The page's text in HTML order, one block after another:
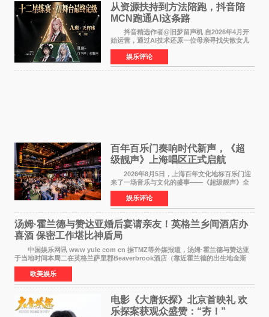
从资源扶持到方法陪跑，抖音陪
MCN跑通AI这条路
抖音精选作者@旧梦留声机 自2026年4月开
始运营，通过AI技术还原一位母亲寻找失散女儿
的故事，凭借强情感表达获得大量用户关注，发
布仅21小时便获得超1亿曝光、超1000万互动。
此后，账号持续沿
娱乐评论
百年百乐门奏响时代新声，《超
级靓声》上海唱区正式启航
2026年8月5日，上海百年文化地标百乐门迎
来了一场音乐与文化的盛事——《超级靓声》全
国励志音乐公益节目上海唱区新闻发布会暨启动
仪式在此隆重举行。各界领导、嘉宾与媒体朋友
齐聚一堂，共同
娱乐评论
汤姆·霍兰德与赞达亚婚后宴请亲友！英格兰乡间酒店办
喜酒 保密工作堪比神盾局
中国娱乐网讯 www yule com cn 据TMZ等外媒报道，汤姆·霍兰德与赞达亚
于当地时间本周二在英格兰萨里郡Beaverbrook酒店（靠近霍兰德的出生地金斯
顿）举办婚宴，邀请家人与朋友们喝喜酒，庆祝
欧美娱乐
电影《大唐妖探》北京首映礼 欢
乐探案获观众盛赞：“夯！”